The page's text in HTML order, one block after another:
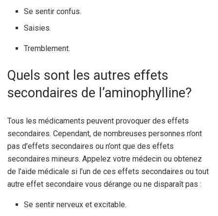
Se sentir confus.
Saisies.
Tremblement.
Quels sont les autres effets
secondaires de l’aminophylline?
Tous les médicaments peuvent provoquer des effets
secondaires. Cependant, de nombreuses personnes n’ont
pas d’effets secondaires ou n’ont que des effets
secondaires mineurs. Appelez votre médecin ou obtenez
de l’aide médicale si l’un de ces effets secondaires ou tout
autre effet secondaire vous dérange ou ne disparaît pas :
Se sentir nerveux et excitable.